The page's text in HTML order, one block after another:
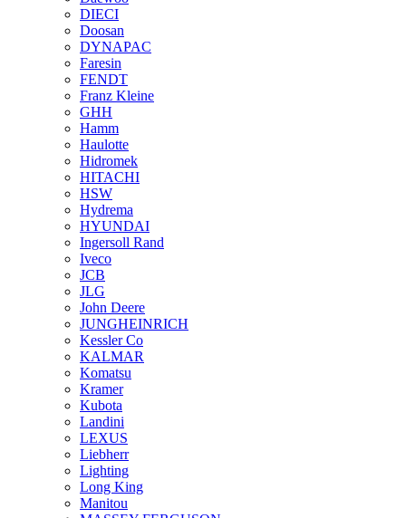
DIECI
Doosan
DYNAPAC
Faresin
FENDT
Franz Kleine
GHH
Hamm
Haulotte
Hidromek
HITACHI
HSW
Hydrema
HYUNDAI
Ingersoll Rand
Iveco
JCB
JLG
John Deere
JUNGHEINRICH
Kessler Co
KALMAR
Komatsu
Kramer
Kubota
Landini
LEXUS
Liebherr
Lighting
Long King
Manitou